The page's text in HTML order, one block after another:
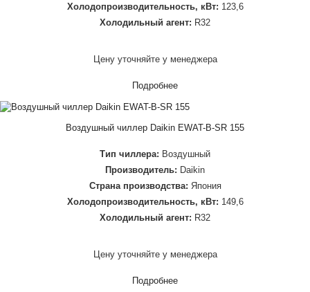
Холодопроизводительность, кВт: 123,6
Холодильный агент: R32
Цену уточняйте у менеджера
Подробнее
Воздушный чиллер Daikin EWAT-B-SR 155
Тип чиллера: Воздушный
Производитель: Daikin
Страна производства: Япония
Холодопроизводительность, кВт: 149,6
Холодильный агент: R32
Цену уточняйте у менеджера
Подробнее